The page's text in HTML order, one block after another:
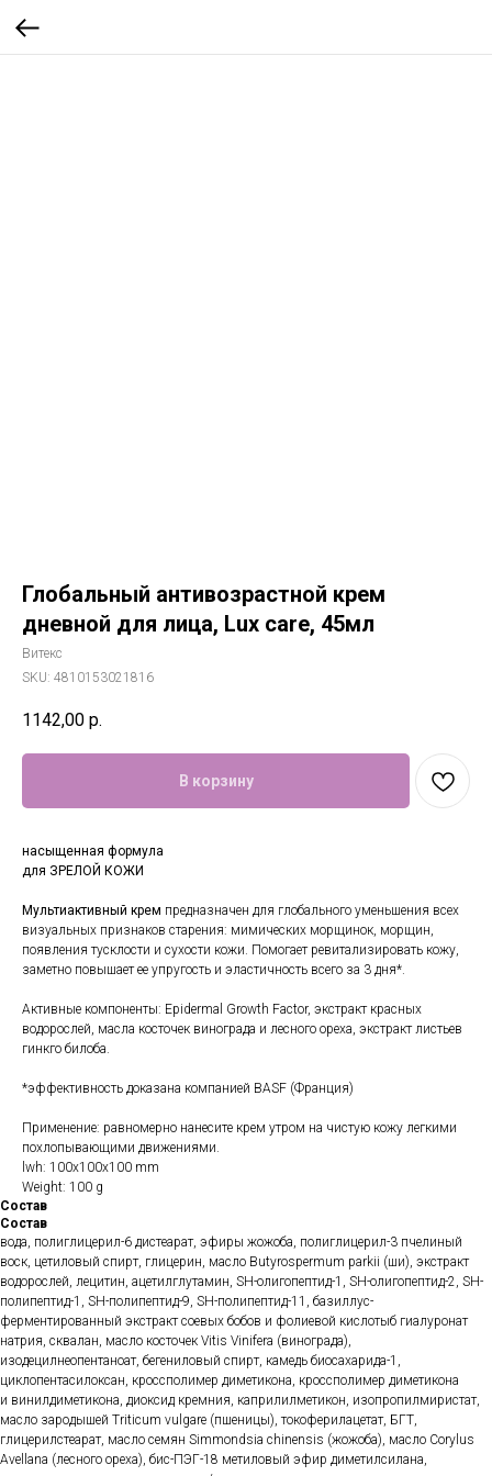
Глобальный антивозрастной крем
дневной для лица, Lux care, 45мл
Витекс
SKU: 4810153021816
1142,00 р.
В корзину
насыщенная формула
для ЗРЕЛОЙ КОЖИ
Мультиактивный крем предназначен для глобального уменьшения всех
визуальных признаков старения: мимических морщинок, морщин,
появления тусклости и сухости кожи. Помогает ревитализировать кожу,
заметно повышает ее упругость и эластичность всего за 3 дня*.
Активные компоненты: Epidermal Growth Factor, экстракт красных
водорослей, масла косточек винограда и лесного ореха, экстракт листьев
гинкго билоба.
*эффективность доказана компанией BASF (Франция)
Применение: равномерно нанесите крем утром на чистую кожу легкими
похлопывающими движениями.
lwh: 100x100x100 mm
Weight: 100 g
Состав
Состав
вода, полиглицерил-6 дистеарат, эфиры жожоба, полиглицерил-3 пчелиный
воск, цетиловый спирт, глицерин, масло Butyrospermum parkii (ши), экстракт
водорослей, лецитин, ацетилглутамин, SH-олигопептид-1, SH-олигопептид-2, SH-
полипептид-1, SH-полипептид-9, SH-полипептид-11, базиллус-
ферментированный экстракт соевых бобов и фолиевой кислотыб гиалуронат
натрия, сквалан, масло косточек Vitis Vinifera (винограда),
изодецилнеопентаноат, бегениловый спирт, камедь биосахарида-1,
циклопентасилоксан, кроссполимер диметикона, кроссполимер диметикона
и винилдиметикона, диоксид кремния, каприлилметикон, изопропилмиристат,
масло зародышей Triticum vulgare (пшеницы), токоферилацетат, БГТ,
глицерилстеарат, масло семян Simmondsia chinensis (жожоба), масло Corylus
Avellana (лесного ореха), бис-ПЭГ-18 метиловый эфир диметилсилана,